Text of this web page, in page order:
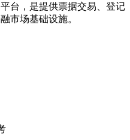
台，是提供票据交易、登记
市场基础设施。